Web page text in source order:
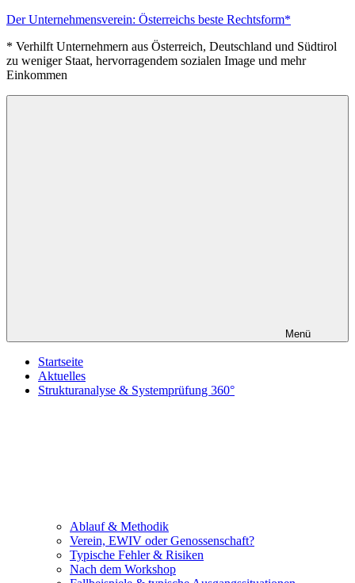
Zum
springen
Der Unternehmensverein: Österreichs beste Rechtsform*
* Verhilft Unternehmern aus Österreich, Deutschland und Südtirol
zu weniger Staat, hervorragendem sozialen Image und mehr
Einkommen
Menü
Startseite
Aktuelles
Strukturanalyse & Systemprüfung 360°
Ablauf & Methodik
Verein, EWIV oder Genossenschaft?
Typische Fehler & Risiken
Nach dem Workshop